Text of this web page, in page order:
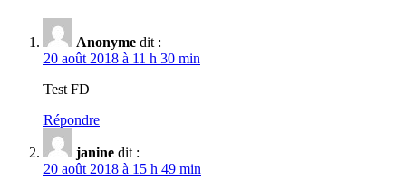
Anonyme dit :
20 août 2018 à 11 h 30 min
Test FD
Répondre
janine dit :
20 août 2018 à 15 h 49 min